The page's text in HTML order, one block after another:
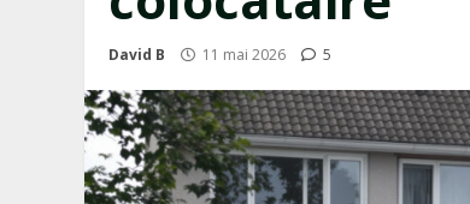
David B 11 mai 2026 5